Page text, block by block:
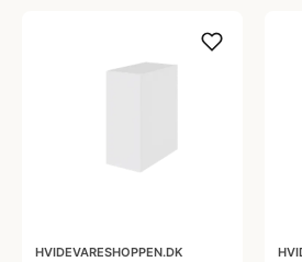
HVIDEVARESHOPPEN.DK